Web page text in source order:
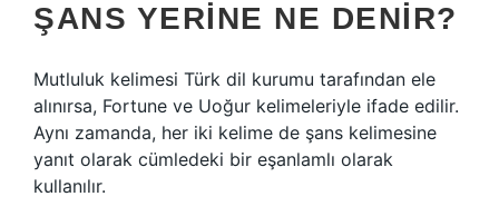
ŞANS YERINE NE DENIR?
Mutluluk kelimesi Türk dil kurumu tarafından ele
alınırsa, Fortune ve Uoğur kelimeleriyle ifade edilir.
Aynı zamanda, her iki kelime de şans kelimesine
yanıt olarak cümledeki bir eşanlamlı olarak
kullanılır.